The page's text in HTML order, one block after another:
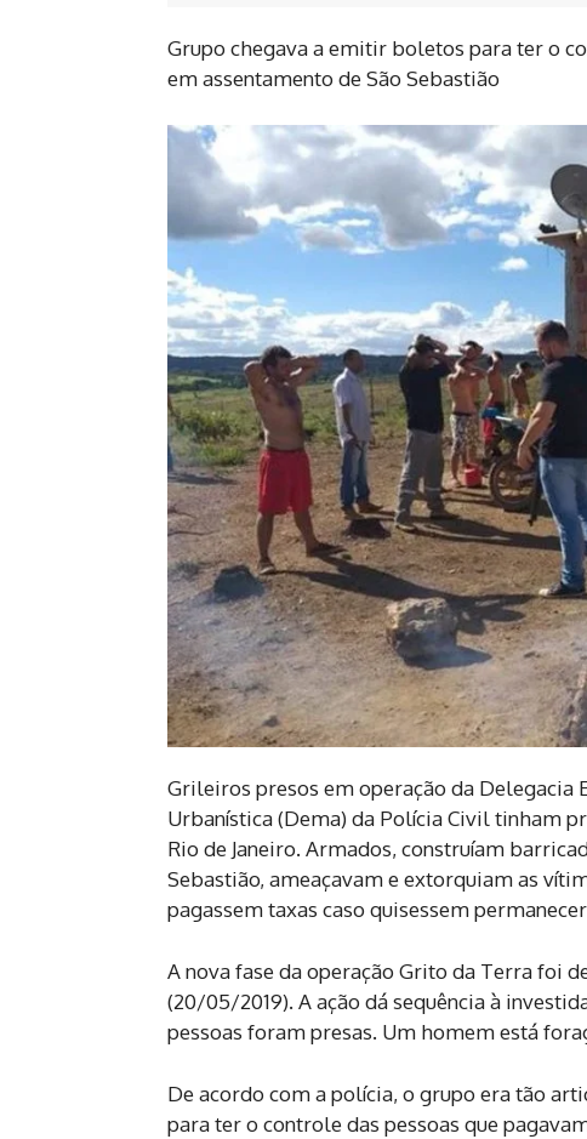
Grupo chegava a emitir boletos para ter o
em assentamento de São Sebastião
Grileiros presos em operação da Delegacia
Urbanística (Dema) da Polícia Civil tinham
Rio de Janeiro. Armados, construíam
Sebastião, ameaçavam e extorquiam as
pagassem taxas caso quisessem
A nova fase da operação Grito da Terra foi
(20/05/2019). A ação dá sequência à
pessoas foram presas. Um homem está
De acordo com a polícia, o grupo era tão
para ter o controle das pessoas que